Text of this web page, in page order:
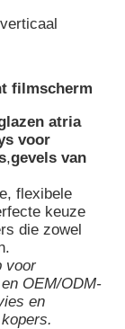
filmscherm
atria
voor
,gevels van
flexibele
keuze
die zowel
voor
OEM/ODM-
en